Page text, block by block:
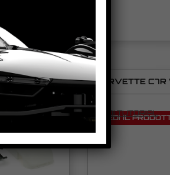
1521Y/1521G
CORVETTE C7R
VEDI TUTORIAL
VEDI IL